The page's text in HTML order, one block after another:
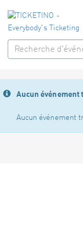
Aucun événement
Aucun événement